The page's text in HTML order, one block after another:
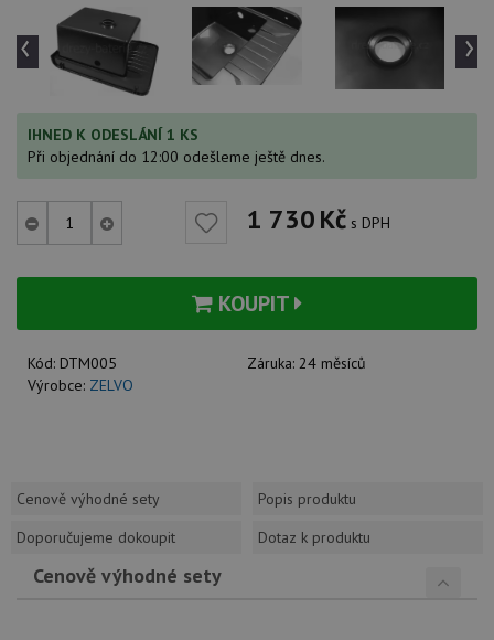
‹ ›
IHNED K ODESLÁNÍ 1 KS
Při objednání do 12:00 odešleme ještě dnes.
1 730Kč s DPH
KOUPIT
Kód: DTM005 Záruka: 24 měsíců
Výrobce: ZELVO
Cenově výhodné sety
Popis produktu
Doporučujeme dokoupit
Dotaz k produktu
Cenově výhodné sety